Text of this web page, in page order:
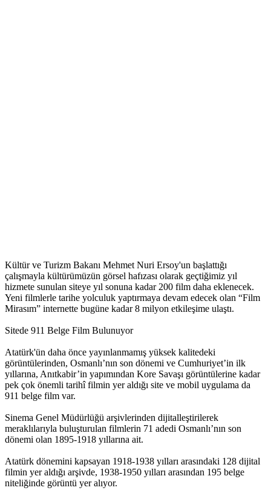
Kültür ve Turizm Bakanı Mehmet Nuri Ersoy'un başlattığı
çalışmayla kültürümüzün görsel hafızası olarak geçtiğimiz yıl
hizmete sunulan siteye yıl sonuna kadar 200 film daha eklenecek.
Yeni filmlerle tarihe yolculuk yaptırmaya devam edecek olan “Film
Mirasım” internette bugüne kadar 8 milyon etkileşime ulaştı.
Sitede 911 Belge Film Bulunuyor
Atatürk'ün daha önce yayınlanmamış yüksek kalitedeki
görüntülerinden, Osmanlı’nın son dönemi ve Cumhuriyet’in ilk
yıllarına, Anıtkabir’in yapımından Kore Savaşı görüntülerine kadar
pek çok önemli tarihî filmin yer aldığı site ve mobil uygulama da
911 belge film var.
Sinema Genel Müdürlüğü arşivlerinden dijitalleştirilerek
meraklılarıyla buluşturulan filmlerin 71 adedi Osmanlı’nın son
dönemi olan 1895-1918 yıllarına ait.
Atatürk dönemini kapsayan 1918-1938 yılları arasındaki 128 dijital
filmin yer aldığı arşivde, 1938-1950 yılları arasından 195 belge
niteliğinde görüntü yer alıyor.